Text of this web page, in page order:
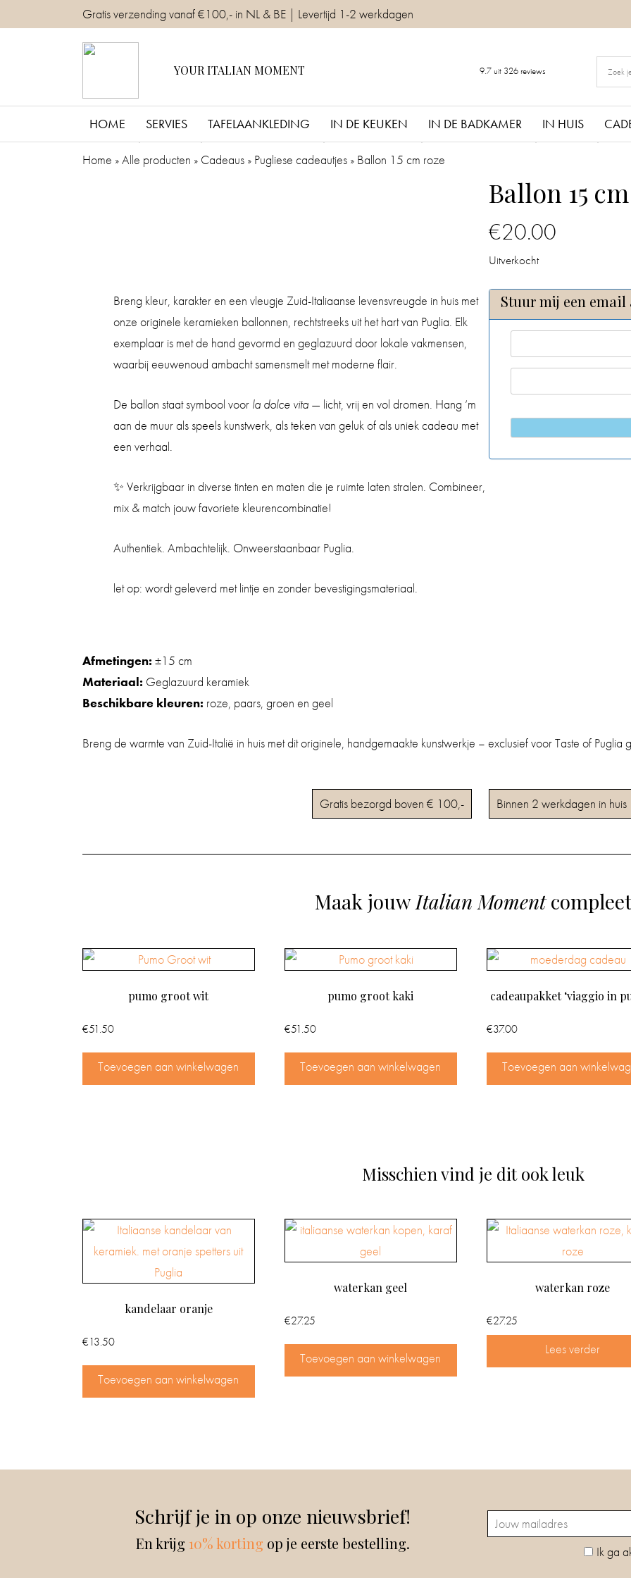
to
Gratis verzending vanaf €100,- in NL & BE | Levertijd 1-2 werkdagen
YOUR ITALIAN MOMENT 9.7 uit 326 reviews
HOME SERVIES TAFELAANKLEDING IN DE KEUKEN IN DE BADKAMER IN HUIS
Home »Alle producten » Cadeaus » Pugliese cadeautjes » Ballon 15 cm roze
Ballon 15
€20.00
Uitverkocht
Stuur mij een
Breng kleur, karakter en een vleugje Zuid-Italiaanse levensvreugde in huis met
onze originele keramieken ballonnen, rechtstreeks uit het hart van Puglia. Elk
exemplaar is met de hand gevormd en geglazuurd door lokale vakmensen,
waarbij eeuwenoud ambacht samensmelt met moderne flair.
De ballon staat symbool voor la dolce vita — licht, vrij en vol dromen. Hang ‘m
aan de muur als speels kunstwerk, als teken van geluk of als uniek cadeau met
een verhaal.
✨ Verkrijgbaar in diverse tinten en maten die je ruimte laten stralen. Combineer,
mix & match jouw favoriete kleurencombinatie!
Authentiek. Ambachtelijk. Onweerstaanbaar Puglia.
let op: wordt geleverd met lintje en zonder bevestigingsmateriaal.
Afmetingen: ±15 cm
Materiaal: Geglazuurd keramiek
Beschikbare kleuren: roze, paars, groen en geel
Breng de warmte van Zuid-Italië in huis met dit originele, handgemaakte kunstwerkje – exclusief voor Taste of Puglia
Gratis bezorgd boven € 100,- Binnen 2 werkdagen in huis
Maak jouwItalian Momentcompleet
pumo groot wit
€51.50
Toevoegen aan winkelwagen
pumo groot kaki
€51.50
Toevoegen aan winkelwagen
cadeaupakket ‘viaggio in
€37.00
Toevoegen aan
Misschien vind je dit ook leuk
kandelaar oranje
€13.50
Toevoegen aan winkelwagen
waterkan geel
€27.25
Toevoegen aan winkelwagen
waterkan roze
€27.25
Lees verder
Schrijf je in op onze nieuwsbrief!
En krijg 10% korting op je eerste bestelling. Ik ga